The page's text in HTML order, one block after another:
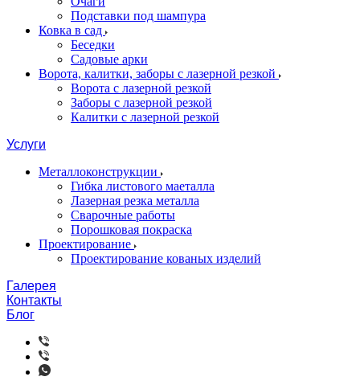
Подставки под шампура
Ковка в сад
Беседки
Садовые арки
Ворота, калитки, заборы с лазерной резкой
Ворота с лазерной резкой
Заборы с лазерной резкой
Калитки с лазерной резкой
Услуги
Металлоконструкции
Гибка листового маеталла
Лазерная резка металла
Сварочные работы
Порошковая покраска
Проектирование
Проектирование кованых изделий
Галерея
Контакты
Блог